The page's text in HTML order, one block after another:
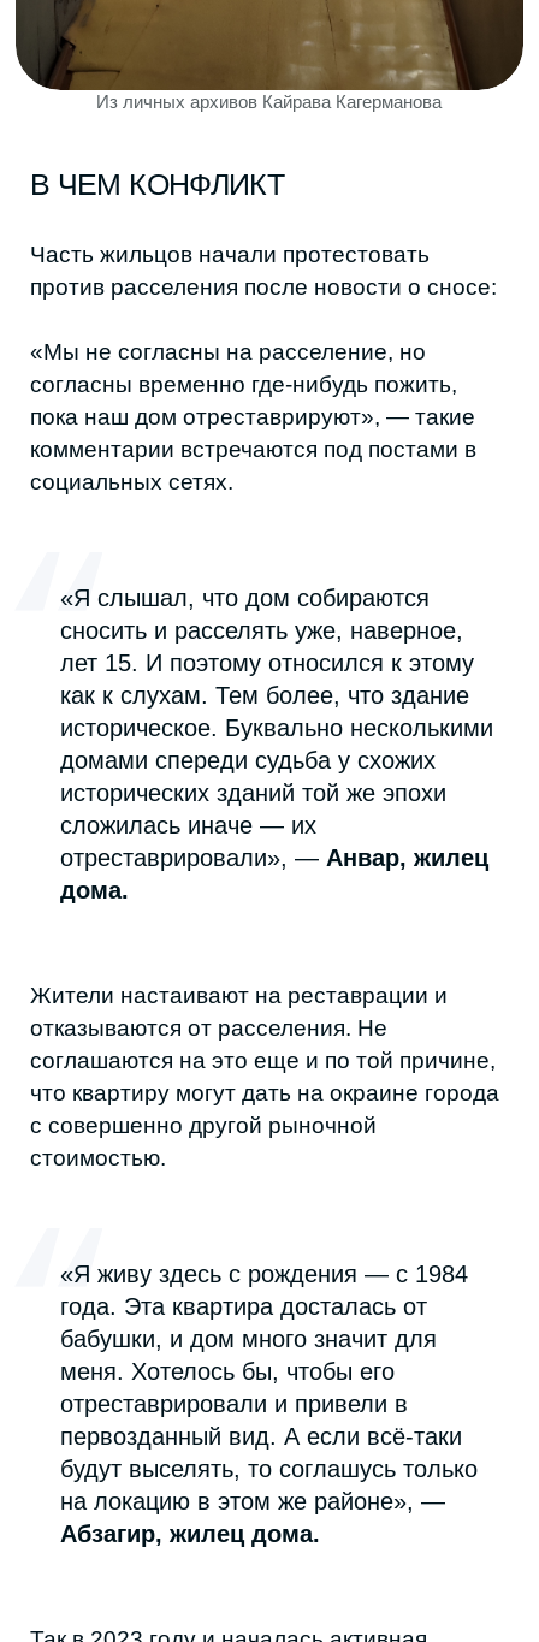
соглашаются на это еще и по той причине,
что квартиру могут дать на окраине города
с совершенно другой рыночной
стоимостью.
«Я живу здесь с рождения — с 1984
меня. Хотелось бы, чтобы его
отреставрировали и привели в
на локацию в этом же районе», —
Абзагир, жилец дома.
борьба за сохранение дома-корабля,
КАК ЖИЛЬЦЫ И АКТИВИСТЫ
ПЫТАЮТСЯ СПАСТИ ДОМ
После новости о сносе Арсен Магомедов,
адвокат и активист «Город наш», в 2023
году организовал общественные слушания,
по итогам которых пришлик следующим
выводам:
отменить в судебном порядке
аварийный статус дома-корабля;
найти инвестора, который сможет
частично сохранить жилую функцию
привлекательности;
изменить подход мэрии ко всем
аварийным историческим домам в
городе.
результата не последовало.
У активистов так же была мысль наделить
дом статусом объекта культурного
наследия, но по информации Агентства по
охране культурного наследия РД здание
обладаетпризнаками объекта культурного
наследия. А даже если бы его и можно
было признать ОКН, статус бы только
Были также попытки оспорить аварийный